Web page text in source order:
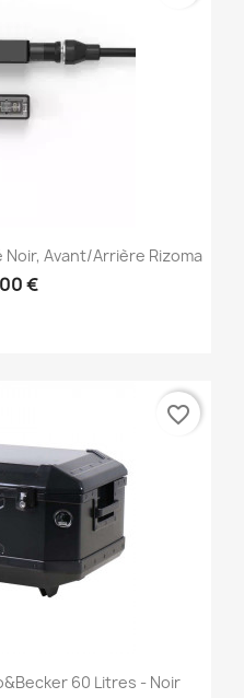
Avant/Arrière Rizoma
€
60 Litres - Noir
favorite_border